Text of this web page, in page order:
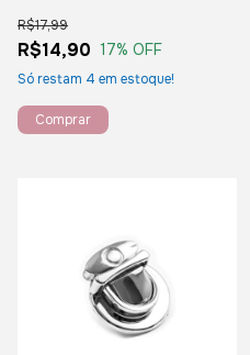
R$14,90
R$17,99
17% OFF
Só restam 4 em estoque!
Comprar